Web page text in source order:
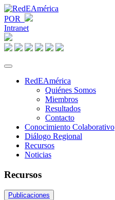
POR
Intranet
RedEAmérica
Quiénes Somos
Miembros
Resultados
Contacto
Conocimiento Colaborativo
Diálogo Regional
Recursos
Noticias
Recursos
Publicaciones